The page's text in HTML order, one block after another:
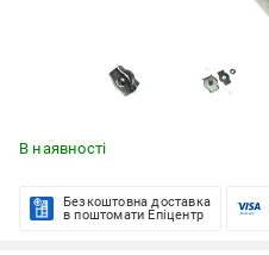
В наявності
Безкоштовна доставка
в поштомати Епіцентр